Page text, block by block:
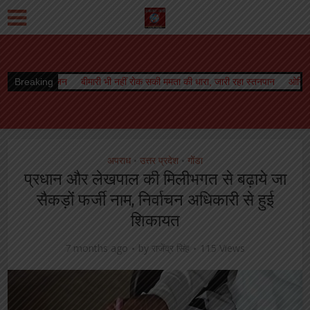
Breaking
नहीं रोक सकी ममता की धारा, जारी रहा स्तनपान ओरिएंटेशन डे का भब्य आयोजन,
अपराध • उत्तर प्रदेश • गोंडा
प्रधान और लेखपाल की मिलीभगत से बढ़ाये जा
सैकड़ों फर्जी नाम, निर्वाचन अधिकारी से हुई
शिकायत
7 months ago by राजेंद्र सिंह 115 Views